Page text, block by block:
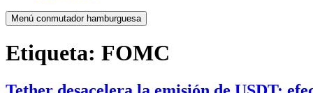
Menú conmutador hamburguesa
Etiqueta: FOMC